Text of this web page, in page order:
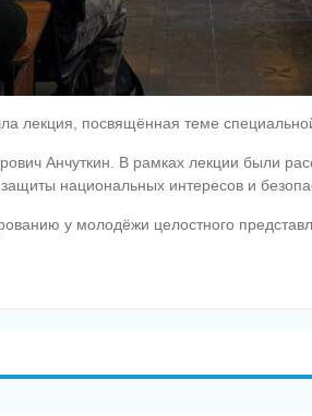
лекция, посвящённая теме
Анчуткин. В рамках лекции были
национальных интересов и
у молодёжи целостного